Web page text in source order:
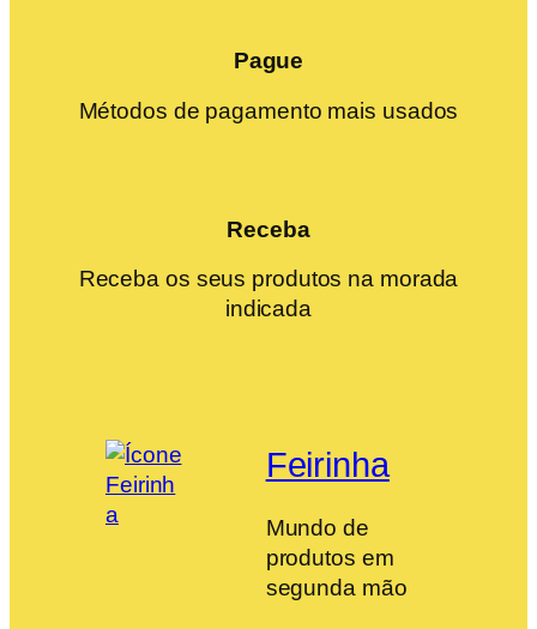
Pague
Métodos de pagamento mais usados
Receba
Receba os seus produtos na morada
indicada
Feirinha
Mundo de
produtos em
segunda mão